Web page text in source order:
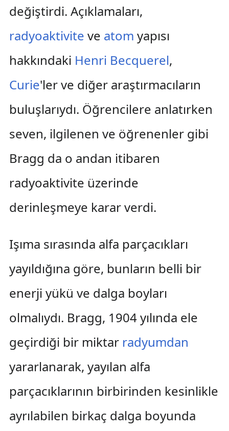
değiştirdi. Açıklamaları,
radyoaktivite ve atom yapısı
hakkındaki Henri Becquerel,
Curie'ler ve diğer araştırmacıların
buluşlarıydı. Öğrencilere anlatırken
seven, ilgilenen ve öğrenenler gibi
Bragg da o andan itibaren
radyoaktivite üzerinde
derinleşmeye karar verdi.
Işıma sırasında alfa parçacıkları
yayıldığına göre, bunların belli bir
enerji yükü ve dalga boyları
olmalıydı. Bragg, 1904 yılında ele
geçirdiği bir miktar radyumdan
yararlanarak, yayılan alfa
parçacıklarının birbirinden kesinlikle
ayrılabilen birkaç dalga boyunda